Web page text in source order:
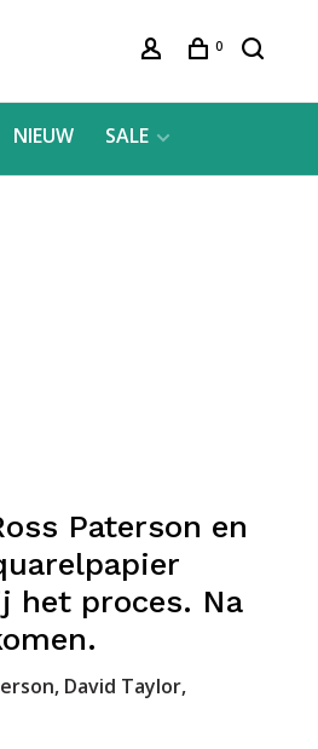
0
NIEUW SALE
Paterson en
het proces. Na
David Taylor,